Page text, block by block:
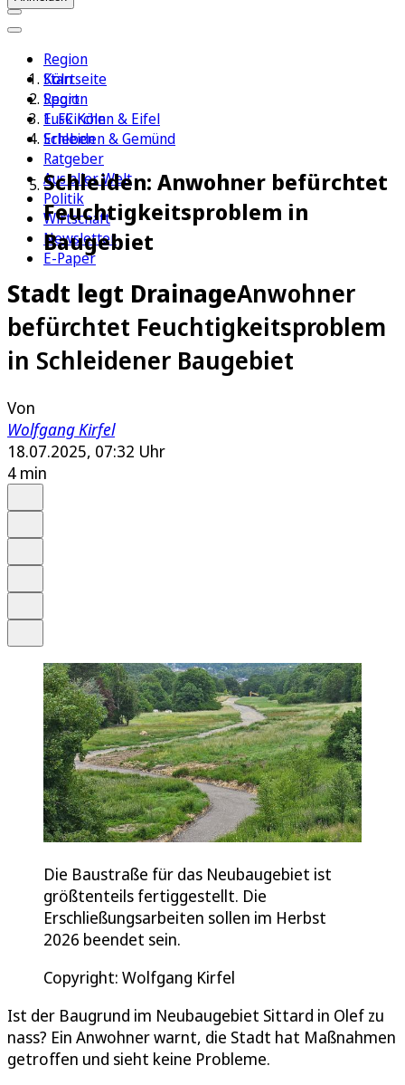
Region
Köln
Sport
1. FC Köln
Erleben
Ratgeber
Aus aller Welt
Politik
Wirtschaft
Newsletter
E-Paper
Startseite
Region
Euskirchen & Eifel
Schleiden & Gemünd
Schleiden: Anwohner befürchtet
Feuchtigkeitsproblem in
Baugebiet
Stadt legt DrainageAnwohner
befürchtet Feuchtigkeitsproblem
in Schleidener Baugebiet
Von
Wolfgang Kirfel
18.07.2025, 07:32 Uhr
4 min
Die Baustraße für das Neubaugebiet ist
größtenteils fertiggestellt. Die
Erschließungsarbeiten sollen im Herbst
2026 beendet sein.
Copyright: Wolfgang Kirfel
Ist der Baugrund im Neubaugebiet Sittard in Olef zu
nass? Ein Anwohner warnt, die Stadt hat Maßnahmen
getroffen und sieht keine Probleme.